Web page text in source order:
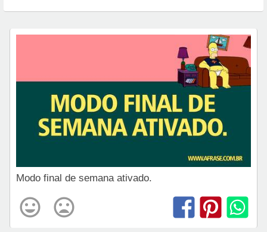
Modo final de semana ativado.